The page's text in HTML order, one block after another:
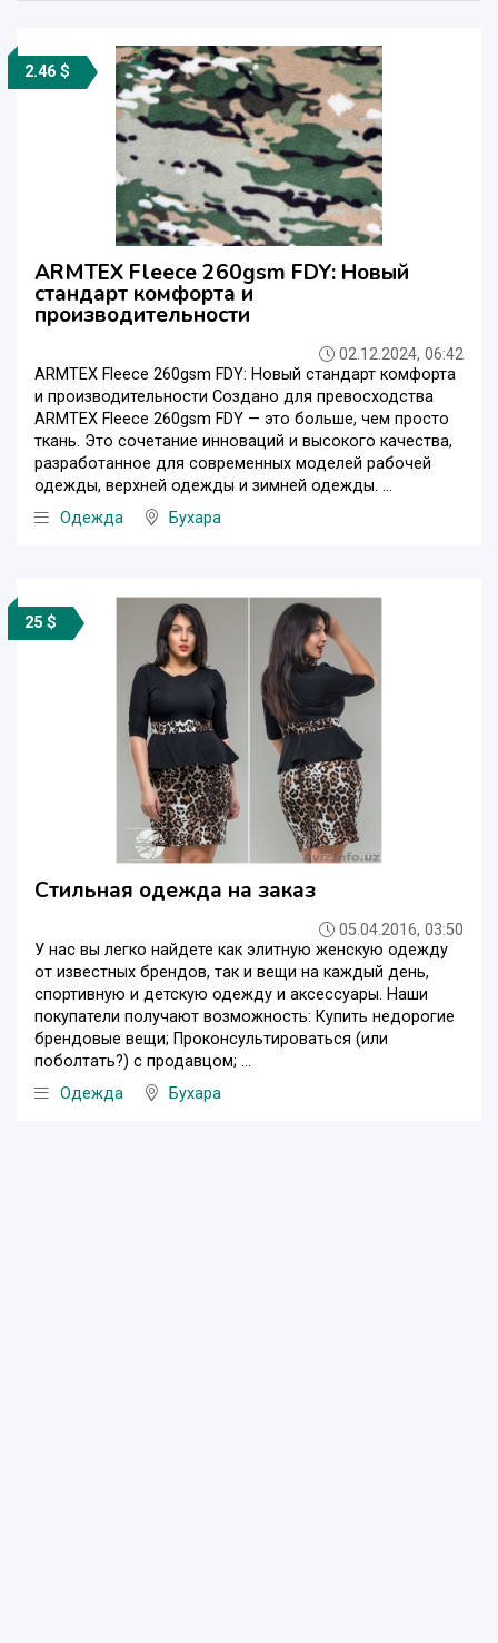
2.46 $
ARMTEX Fleece 260gsm FDY: Новый
стандарт комфорта и
производительности
02.12.2024, 06:42
ARMTEX Fleece 260gsm FDY: Новый стандарт комфорта
и производительности Создано для превосходства
ARMTEX Fleece 260gsm FDY — это больше, чем просто
ткань. Это сочетание инноваций и высокого качества,
разработанное для современных моделей рабочей
одежды, верхней одежды и зимней одежды. ...
Одежда
Бухара
25 $
Стильная одежда на заказ
05.04.2016, 03:50
У нас вы легко найдете как элитную женскую одежду
от известных брендов, так и вещи на каждый день,
спортивную и детскую одежду и аксессуары. Наши
покупатели получают возможность: Купить недорогие
брендовые вещи; Проконсультироваться (или
поболтать?) с продавцом; ...
Одежда
Бухара